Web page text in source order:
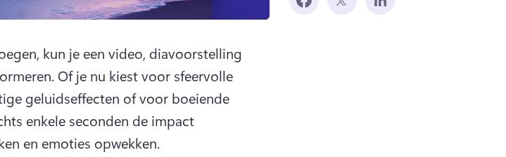
kun je een video, diavoorstelling
Of je nu kiest voor sfeervolle
geluidseffecten of voor boeiende
enkele seconden de impact
en emoties opwekken.